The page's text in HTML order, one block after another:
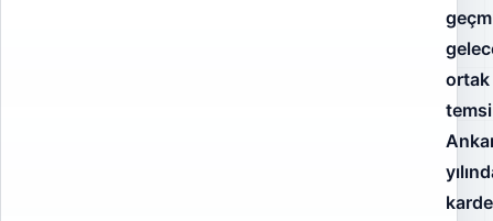
ortak